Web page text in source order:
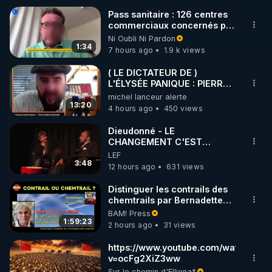
🌱 INSTAGRAM
https://www.instagram.com/rdlr_thierrycasasnovas/
http://rgnr.li/instagram
🌱 LA NEWSLETTER
Pour ne pas rater l’actualité RGNR (stages,
http://rgnr.li/news
🌱 VIDÉOS NON CENSURÉES SUR ODYSEE
Toutes les vidéos Youtube sont aussi sur la
http://rgnr.li/odysee
🌱 LES STAGES EN PRÉSENTIEL
1:34
Pass sanitaire : 126 centres
commerciaux concernés par
l'obligation dans toute la
France
Ni Oubli Ni Pardon
7 hours ago
1.9 k views
13:20
( LE DICTATEUR DE )
L'ÉLYSÉE PANIQUE : PIERRE
GUILLAUME MERCADAL
BALANCE TOUT
michel lanceur alerte
4 hours ago
450 views
3:48
Dieudonné - LE
CHANGEMENT C'EST
MAINTENANT
LEF
12 hours ago
631 views
1:59:23
Distinguer les contrails des
chemtrails par Bernadette
Bihin
BAM! Press
2 hours ago
31 views
https://www.youtube.com/watch?
v=ocFg2XiZ3ww